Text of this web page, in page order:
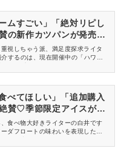
ムすごい」「絶対リピし
の新作カツパンが発売中
視しちゃう派、満足度探求ライタ
するのは、現在開催中の「ハワイ
べてほしい」「追加購入
賛♡季節限定アイスが本
食べ物大好きライターの白井です
ダフロートの味わいを表現した